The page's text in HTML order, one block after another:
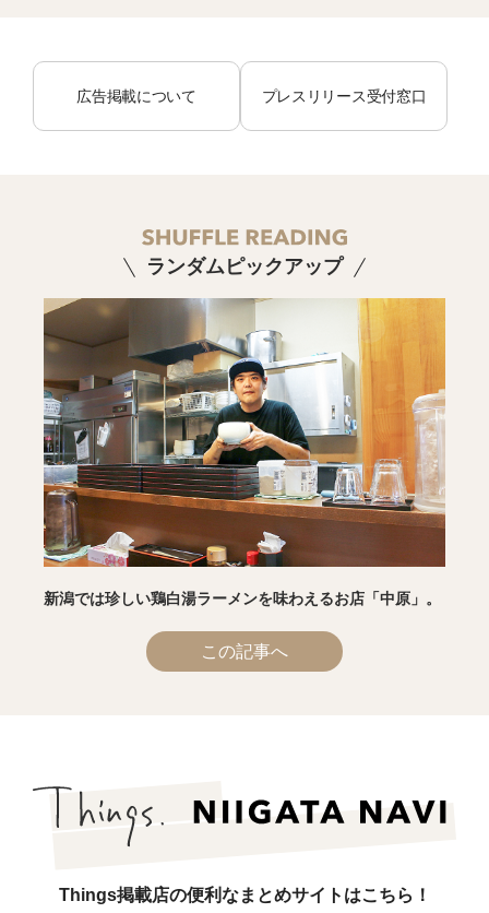
広告掲載について プレスリリース受付窓口
ランダムピックアップ
新潟では珍しい鶏白湯ラーメンを味わえるお店「中原」。
この記事へ
Things掲載店の便利なまとめサイトはこちら！